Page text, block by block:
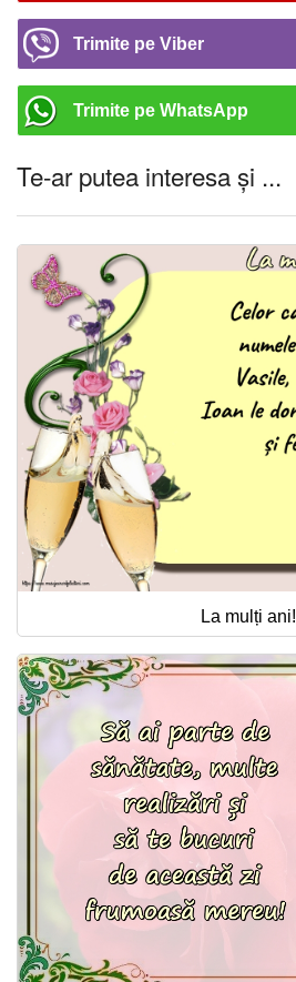
Trimite pe Viber
Trimite pe WhatsApp
Te-ar putea interesa și ...
La mulți ani!